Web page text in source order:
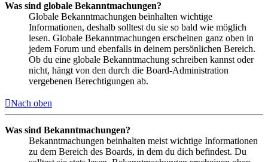
Was sind globale Bekanntmachungen?
Globale Bekanntmachungen beinhalten wichtige
Informationen, deshalb solltest du sie so bald wie möglich
lesen. Globale Bekanntmachungen erscheinen ganz oben in
jedem Forum und ebenfalls in deinem persönlichen Bereich.
Ob du eine globale Bekanntmachung schreiben kannst oder
nicht, hängt von den durch die Board-Administration
vergebenen Berechtigungen ab.
Nach oben
Was sind Bekanntmachungen?
Bekanntmachungen beinhalten meist wichtige Informationen
zu dem Bereich des Boards, in dem du dich befindest. Du